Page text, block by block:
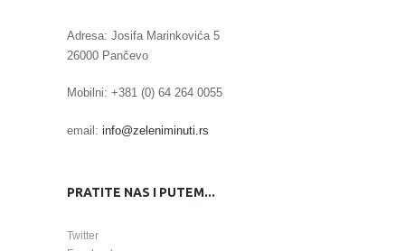
Adresa: Josifa Marinkovića 5
26000 Pančevo
Mobilni: +381 (0) 64 264 0055
email: info@zeleniminuti.rs
PRATITE NAS I PUTEM...
Twitter